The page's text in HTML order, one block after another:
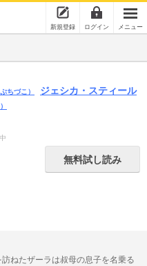
新規登録 ログイン メニュー
ちづこ） ジェシカ・スティール
無料試し読み
ねたザーラは叔母の息子を名乗る